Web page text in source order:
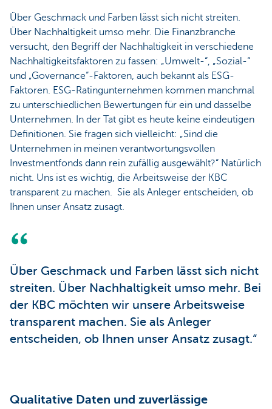
Über Geschmack und Farben lässt sich nicht streiten.
Über Nachhaltigkeit umso mehr. Die Finanzbranche
versucht, den Begriff der Nachhaltigkeit in verschiedene
Nachhaltigkeitsfaktoren zu fassen: „Umwelt-“, „Sozial-“
und „Governance“-Faktoren, auch bekannt als ESG-
Faktoren. ESG-Ratingunternehmen kommen manchmal
zu unterschiedlichen Bewertungen für ein und dasselbe
Unternehmen. In der Tat gibt es heute keine eindeutigen
Definitionen. Sie fragen sich vielleicht: „Sind die
Unternehmen in meinen verantwortungsvollen
Investmentfonds dann rein zufällig ausgewählt?“ Natürlich
nicht. Uns ist es wichtig, die Arbeitsweise der KBC
transparent zu machen. Sie als Anleger entscheiden, ob
Ihnen unser Ansatz zusagt.
Über Geschmack und Farben lässt sich nicht
streiten. Über Nachhaltigkeit umso mehr. Bei
der KBC möchten wir unsere Arbeitsweise
transparent machen. Sie als Anleger
entscheiden, ob Ihnen unser Ansatz zusagt.“
Qualitative Daten und zuverlässige